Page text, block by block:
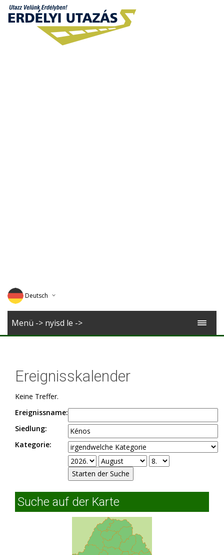
Deutsch
English
Menü -> nyisd le ->
Ereignisskalender
Keine Treffer.
Ereignissname:
Siedlung:
Kategorie:
Suche auf der Karte